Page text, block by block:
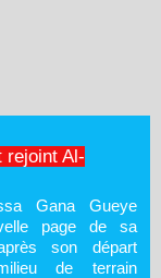
rejoint Al-
Gana Gueye
page de sa
son départ
de terrain